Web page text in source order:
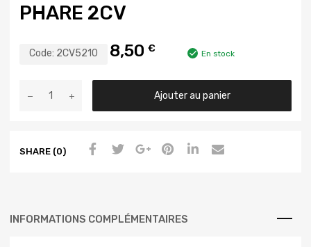
PHARE 2CV
Code: 2CV5210 8,50 € En stock
Ajouter au panier
SHARE (0)
INFORMATIONS COMPLÉMENTAIRES